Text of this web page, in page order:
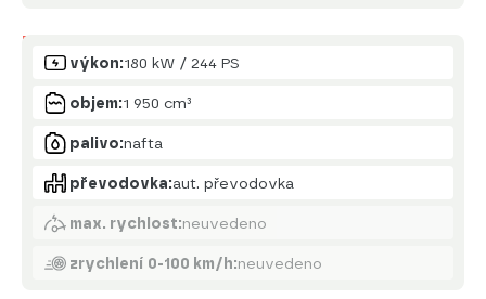
Motor
výkon:180 kW / 244 PS
objem:1 950 cm³
palivo:nafta
převodovka:aut. převodovka
max. rychlost:neuvedeno
zrychlení 0-100 km/h:neuvedeno